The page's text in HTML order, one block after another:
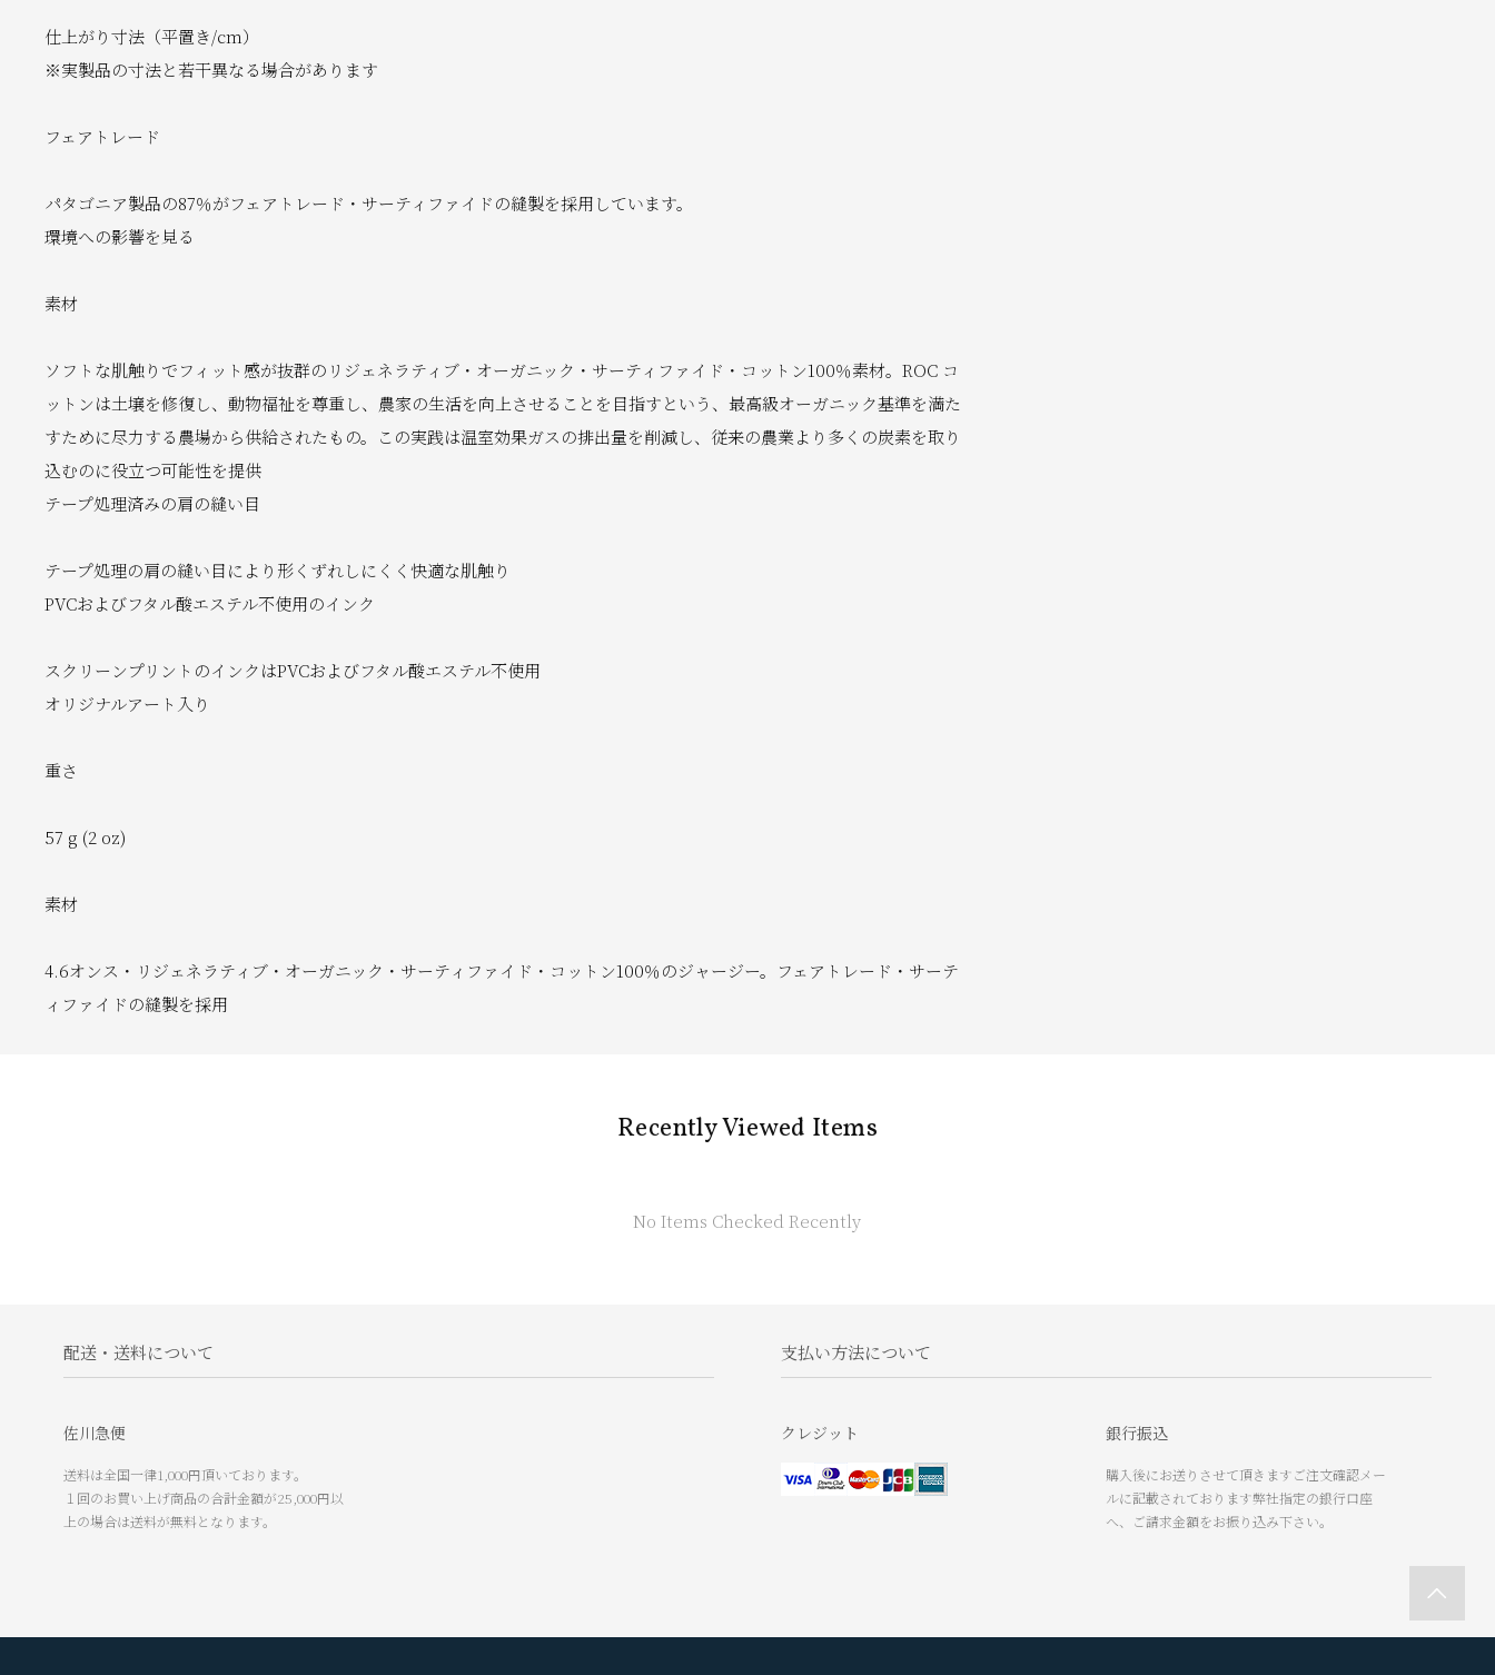
仕上がり寸法（平置き/cm）
※実製品の寸法と若干異なる場合があります
フェアトレード
パタゴニア製品の87％がフェアトレード・サーティファイドの縫製を採用しています。
環境への影響を見る
素材
ソフトな肌触りでフィット感が抜群のリジェネラティブ・オーガニック・サーティファイド・コットン100％素材。ROC コ
ットンは土壌を修復し、動物福祉を尊重し、農家の生活を向上させることを目指すという、最高級オーガニック基準を満た
すために尽力する農場から供給されたもの。この実践は温室効果ガスの排出量を削減し、従来の農業より多くの炭素を取り
込むのに役立つ可能性を提供
テープ処理済みの肩の縫い目
テープ処理の肩の縫い目により形くずれしにくく快適な肌触り
PVCおよびフタル酸エステル不使用のインク
スクリーンプリントのインクはPVCおよびフタル酸エステル不使用
オリジナルアート入り
重さ
57 g (2 oz)
素材
4.6オンス・リジェネラティブ・オーガニック・サーティファイド・コットン100％のジャージー。フェアトレード・サーテ
ィファイドの縫製を採用
Recently Viewed Items
No Items Checked Recently
配送・送料について
佐川急便
送料は全国一律1,000円頂いております。
１回のお買い上げ商品の合計金額が25,000円以
上の場合は送料が無料となります。
支払い方法について
クレジット 銀行振込
購入後にお送りさせて頂きますご注文確認メー
ルに記載されております弊社指定の銀行口座
へ、ご請求金額をお振り込み下さい。